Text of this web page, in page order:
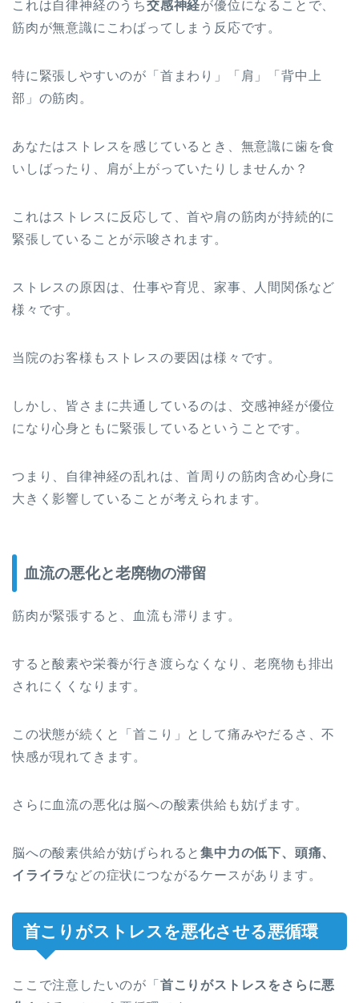
これは自律神経のうち交感神経が優位になることで、
筋肉が無意識にこわばってしまう反応です。
特に緊張しやすいのが「首まわり」「肩」「背中上
部」の筋肉。
あなたはストレスを感じているとき、無意識に歯を食
いしばったり、肩が上がっていたりしませんか？
これはストレスに反応して、首や肩の筋肉が持続的に
緊張していることが示唆されます。
ストレスの原因は、仕事や育児、家事、人間関係など
様々です。
当院のお客様もストレスの要因は様々です。
しかし、皆さまに共通しているのは、交感神経が優位
になり心身ともに緊張しているということです。
つまり、自律神経の乱れは、首周りの筋肉含め心身に
大きく影響していることが考えられます。
血流の悪化と老廃物の滞留
筋肉が緊張すると、血流も滞ります。
すると酸素や栄養が行き渡らなくなり、老廃物も排出
されにくくなります。
この状態が続くと「首こり」として痛みやだるさ、不
快感が現れてきます。
さらに血流の悪化は脳への酸素供給も妨げます。
脳への酸素供給が妨げられると集中力の低下、頭痛、
イライラ などの症状につながるケースがあります。
首こりがストレスを悪化させる悪循環
ここで注意したいのが「 首こりがストレスをさらに悪